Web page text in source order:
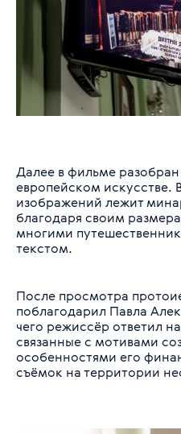
Далее в фильме
европейском искусстве.
изображений лежит
благодаря своим
многими
текстом.
После просмотра
поблагодарил Павла
чего режиссёр ответил
связанные с мотивами
особенностями его
съёмок на территории